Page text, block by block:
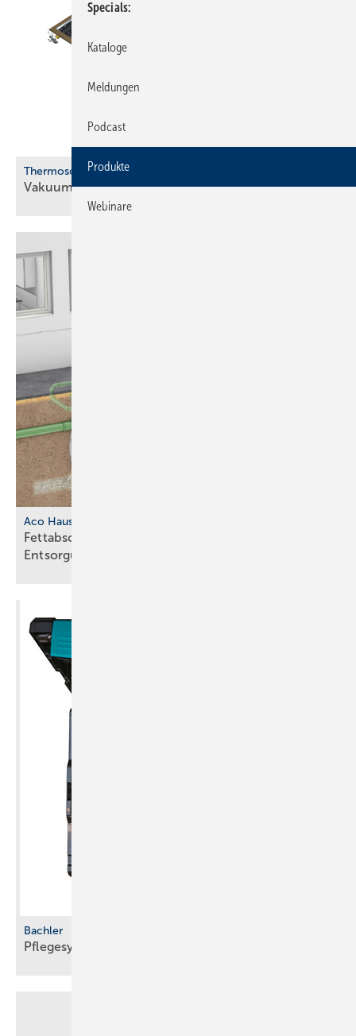
Therm osolar
Vakuum-Flachkollektor fürSolewärmepumpen
Aco Haustechnik
Fettabscheider mit separatem
Entsorgungsschacht
Bachler
Pflegesystem mit
Specials
Kataloge
Meldungen
Podcast
Produkte
Webinare